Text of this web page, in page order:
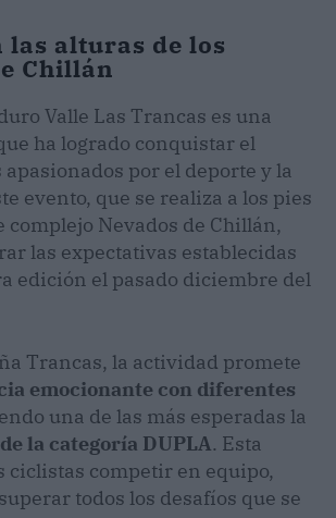
las alturas de los
Chillán
Valle Las Trancas es una
ha logrado conquistar el
apasionados por el deporte y la
evento, que se realiza a los pies
Nevados de Chillán,
las expectativas establecidas
edición el pasado diciembre del
Trancas, la actividad promete
emocionante con diferentes
una de las más esperadas la
la categoría DUPLA. Esta
ciclistas competir en equipo,
todos los desafíos que se